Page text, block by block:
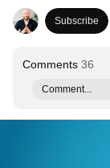
Subscribe
Comments 36
Comment...